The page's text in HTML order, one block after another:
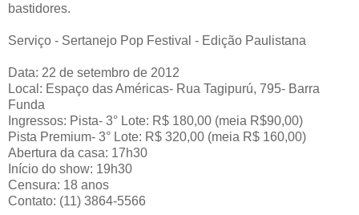
bastidores.
Serviço - Sertanejo Pop Festival - Edição Paulistana
Data: 22 de setembro de 2012
Local: Espaço das Américas- Rua Tagipurú, 795- Barra
Funda
Ingressos: Pista- 3° Lote: R$ 180,00 (meia R$90,00)
Pista Premium- 3° Lote: R$ 320,00 (meia R$ 160,00)
Abertura da casa: 17h30
Início do show: 19h30
Censura: 18 anos
Contato: (11) 3864-5566